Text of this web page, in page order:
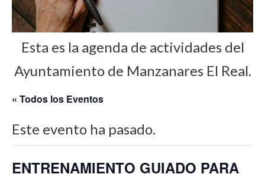
Esta es la agenda de actividades del
Ayuntamiento de Manzanares El Real.
« Todos los Eventos
Este evento ha pasado.
ENTRENAMIENTO GUIADO PARA